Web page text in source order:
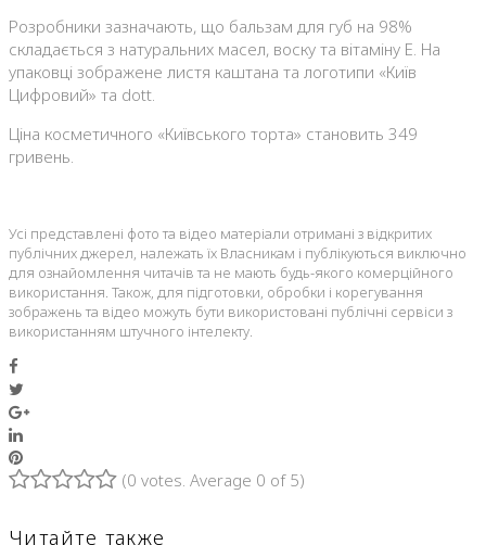
Розробники зазначають, що бальзам для губ на 98%
складається з натуральних масел, воску та вітаміну Е. На
упаковці зображене листя каштана та логотипи «Київ
Цифровий» та dott.
Ціна косметичного «Київського торта» становить 349
гривень.
Усі представлені фото та відео матеріали отримані з відкритих
публічних джерел, належать їх Власникам і публікуються виключно
для ознайомлення читачів та не мають будь-якого комерційного
використання. Також, для підготовки, обробки і корегування
зображень та відео можуть бути використовані публічні сервіси з
використанням штучного інтелекту.
Google+
LinkedIn
Pinterest
(0 votes. Average 0 of 5)
Читайте также